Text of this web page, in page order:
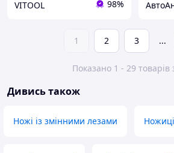
VITOOL 98%
1 2 3 ...
Показано 1 - 29 товарів
Дивись також
Ножі із змінними лезами